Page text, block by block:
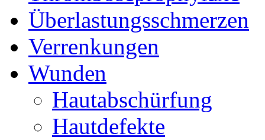
Überlastungsschmerzen
Verrenkungen
Wunden
Hautabschürfung
Hautdefekte